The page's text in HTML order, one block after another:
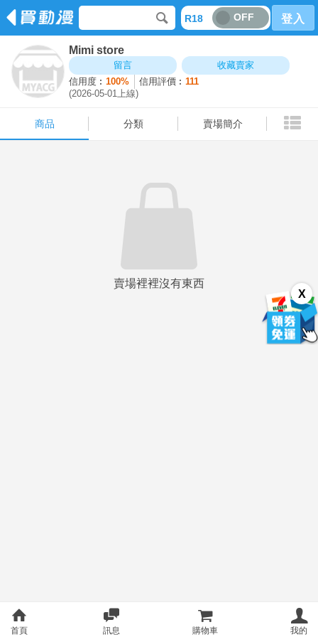
R18 OFF 登入
Mimi store
留言
收藏賣家
信用度︰100% 信用評價︰111
(2026-05-01上線)
商品 分類 賣場簡介
X
賣場裡裡沒有東西
商品 分類
首頁 訊息 購物車 我的